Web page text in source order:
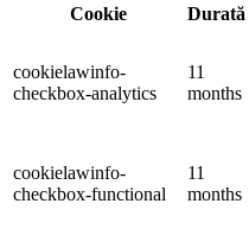
Cookie
Durată
cookielawinfo-
checkbox-analytics
11
months
cookielawinfo-
checkbox-functional
11
months